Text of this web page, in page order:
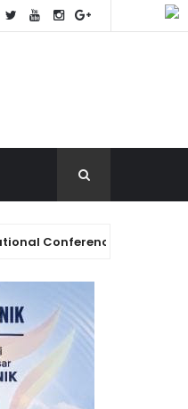
on Islam, Law and